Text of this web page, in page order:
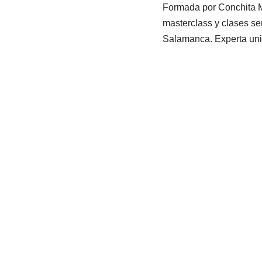
Formada por Conchita
masterclass y clases
Salamanca. Experta